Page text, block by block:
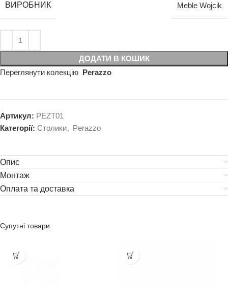
ВИРОБНИК Meble Wojcik
ДОДАТИ В КОШИК
Переглянути колекцію Perazzo
Артикул: PEZT01
Категорії: Столики, Perazzo
Опис
Монтаж
Оплата та доставка
Супутні товари